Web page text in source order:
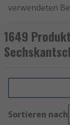
verwendeten
Diese robusten
ihre
hervorragende
sicherstellen,
1649
Sortieren nach